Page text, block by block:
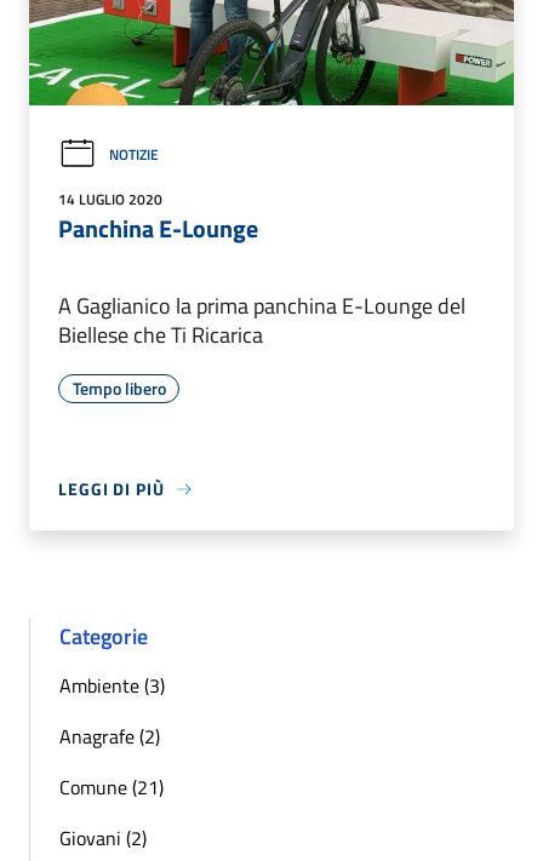
NOTIZIE
14 LUGLIO 2020
Panchina E-Lounge
A Gaglianico la prima panchina E-Lounge del
Biellese che Ti Ricarica
Tempo libero
LEGGI DI PIÙ
Categorie
Ambiente (3)
Anagrafe (2)
Comune (21)
Giovani (2)